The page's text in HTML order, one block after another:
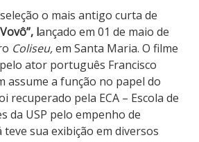
o mais antigo curta de
lançado em 01 de maio de
Coliseu,em Santa Maria. O filme
ator português Francisco
assume a função no papel do
recuperado pela ECA – Escola de
da USP pelo empenho de
sua exibição em diversos